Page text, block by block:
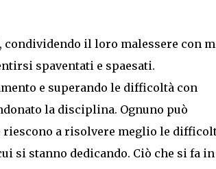
il loro malessere con
spaventati e spaesati.
e superando le difficoltà con
la disciplina. Ognuno può
a risolvere meglio le
si stanno dedicando. Ciò che si fa in